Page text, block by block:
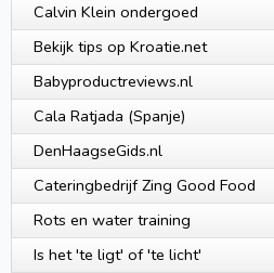
Calvin Klein ondergoed
Bekijk tips op Kroatie.net
Babyproductreviews.nl
Cala Ratjada (Spanje)
DenHaagseGids.nl
Cateringbedrijf Zing Good Food
Rots en water training
Is het 'te ligt' of 'te licht'